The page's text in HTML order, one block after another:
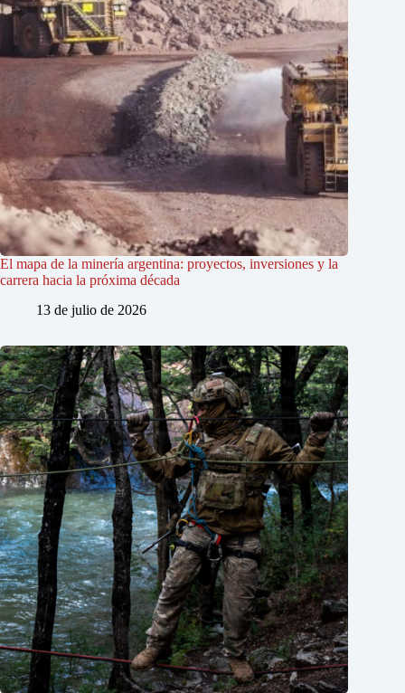
El mapa de la minería argentina: proyectos, inversiones y la
carrera hacia la próxima década
13 de julio de 2026